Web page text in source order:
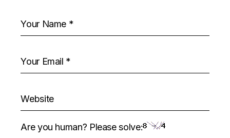
Are you human? Please solve: